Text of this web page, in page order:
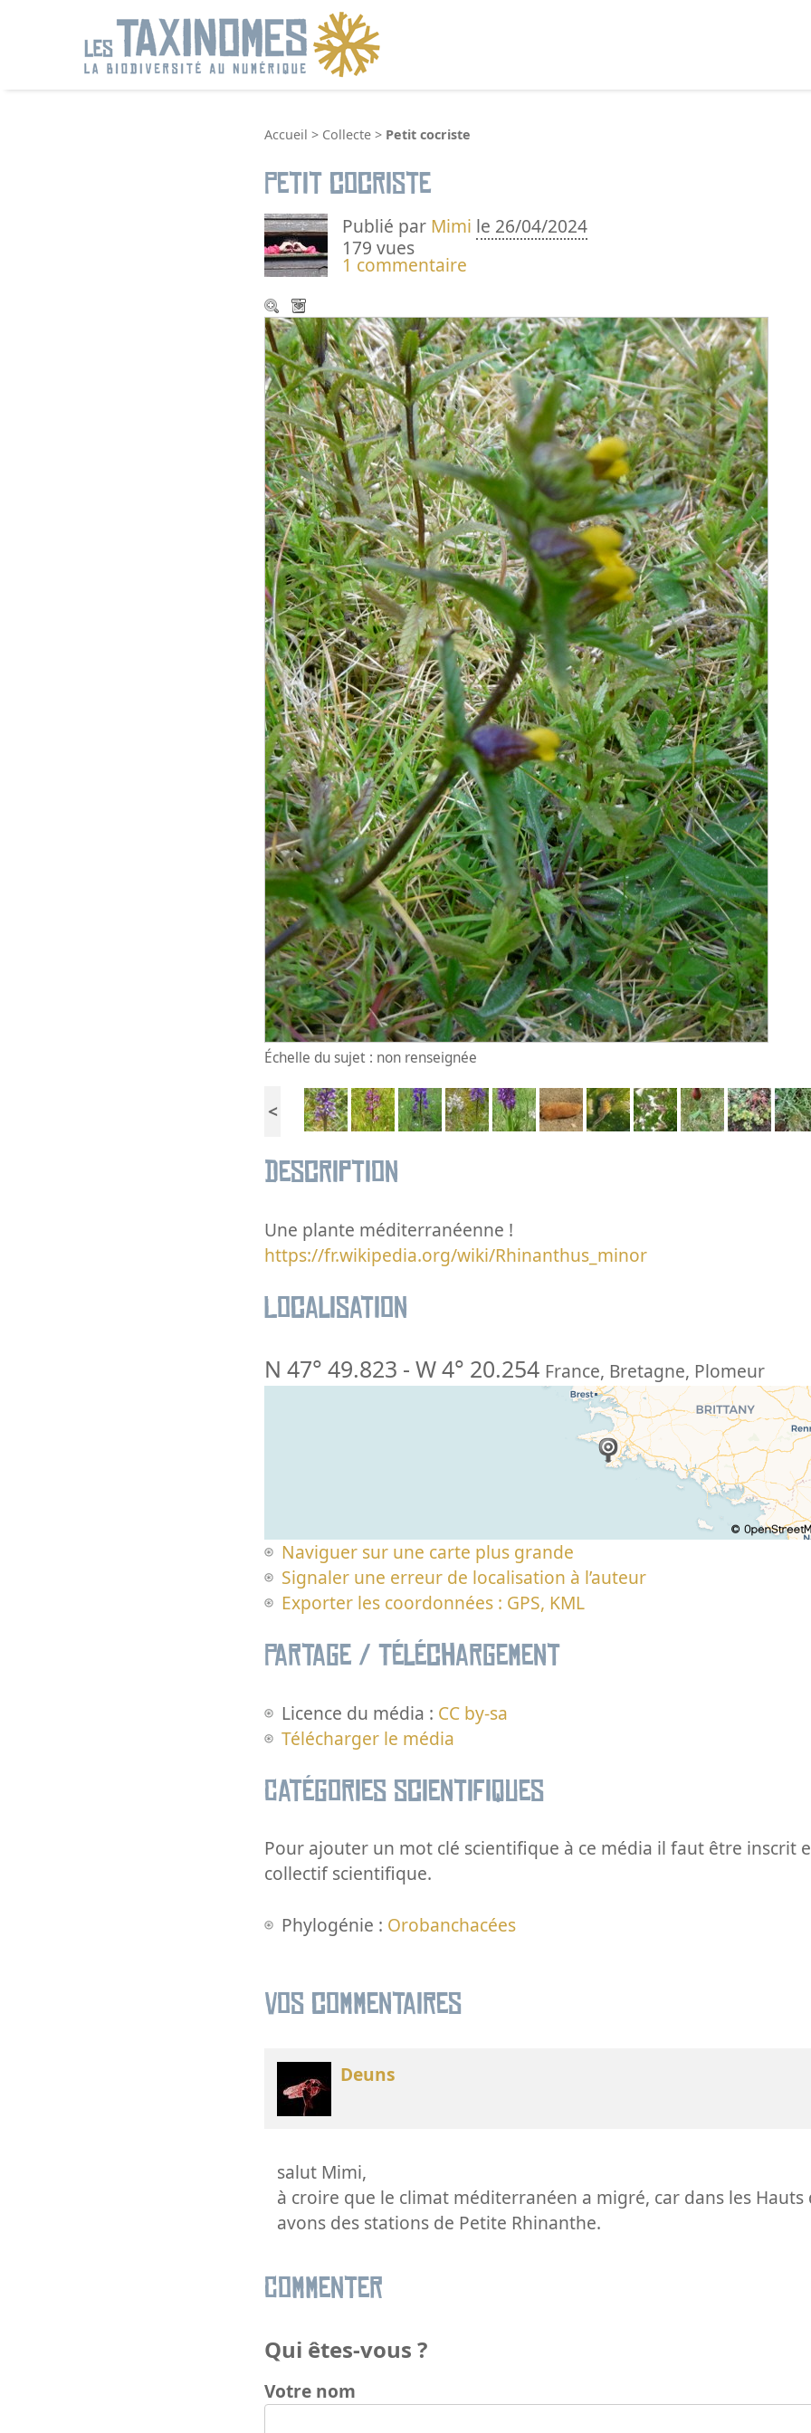
Accueil > Collecte > Petit cocriste
Petit cocriste
Publié par Mimi le 26/04/2024
179 vues
1 commentaire
Échelle du sujet : non renseignée
<
Description
Une plante méditerranéenne !
https://fr.wikipedia.org/wiki/Rhinanthus_minor
Localisation
N 47° 49.823 - W 4° 20.254 France, Bretagne, Plomeur
Naviguer sur une carte plus grande
Signaler une erreur de localisation à l’auteur
Exporter les coordonnées : GPS, KML
Partage / Téléchargement
Licence du média : CC by-sa
Télécharger le média
Catégories scientifiques
Pour ajouter un mot clé scientifique à ce média il faut être inscrit
collectif scientifique.
Phylogénie : Orobanchacées
Vos commentaires
Deuns
salut Mimi,
à croire que le climat méditerranéen a migré, car dans les Hauts
avons des stations de Petite Rhinanthe.
Commenter
Qui êtes-vous ?
Votre nom